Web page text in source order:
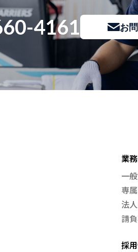
4161 お
業
一
専
法
請
採